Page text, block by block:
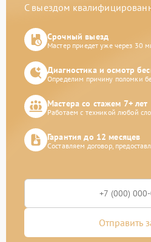
С выездом
Срочный выезд
Мастер приедет уже через 30
Диагностика и осмотр
Определим причину поломки
Мастера со стажем 7+ лет
Работаем с техникой любой
Гарантия до 12 месяцев
Составляем договор,
Отправить